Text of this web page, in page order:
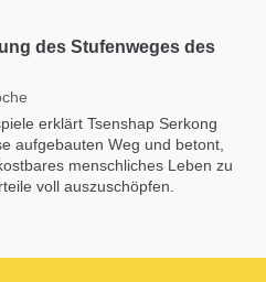
des Stufenweges des
erklärt Tsenshap Serkong
aufgebauten Weg und betont,
menschliches Leben zu
voll auszuschöpfen.